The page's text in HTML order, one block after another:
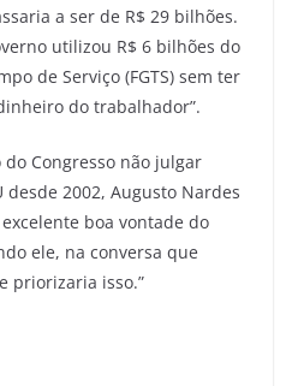
a ser de R$ 29 bilhões.
utilizou R$ 6 bilhões do
de Serviço (FGTS) sem ter
do trabalhador”.
Congresso não julgar
desde 2002, Augusto Nardes
boa vontade do
ele, na conversa que
priorizaria isso.”